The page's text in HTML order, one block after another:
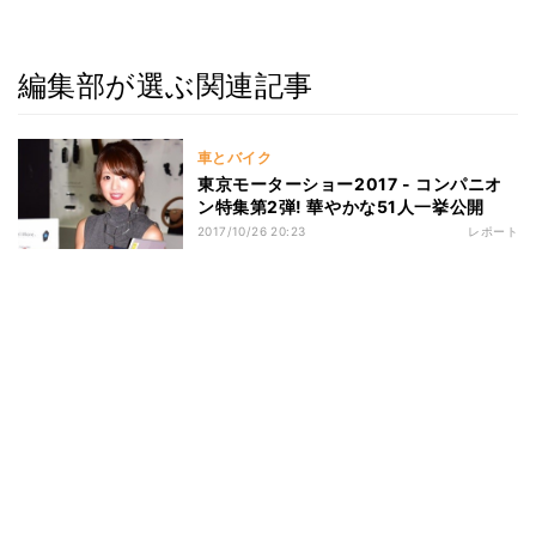
編集部が選ぶ関連記事
車とバイク
東京モーターショー2017 - コンパニオ
ン特集第2弾! 華やかな51人一挙公開
2017/10/26 20:23 レポート